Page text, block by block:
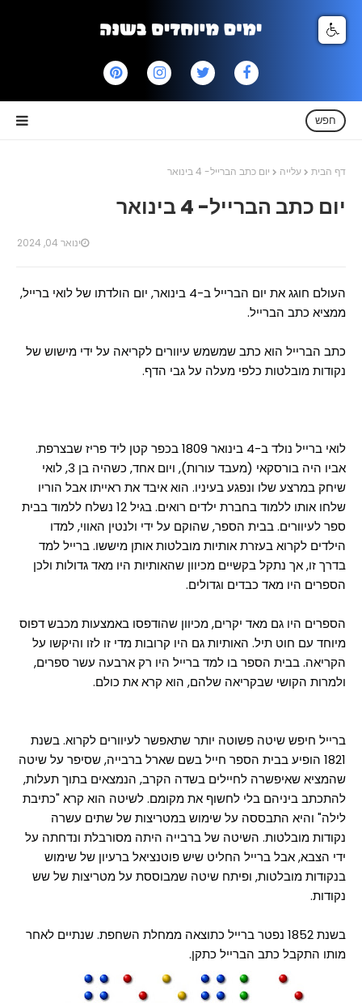
חפש
דף הבית עלייה יום כתב הברייל- 4 בינואר
יום כתב הברייל- 4 בינואר
ינואר 04, 2024
העולם חוגג את יום הברייל ב-4 בינואר, יום הולדתו של לואי ברייל,
ממציא כתב הברייל.
כתב הברייל הוא כתב שמשמש עיוורים לקריאה על ידי מישוש של
נקודות מובלטות כלפי מעלה על גבי הדף.
לואי ברייל נולד ב-4 בינואר 1809 בכפר קטן ליד פריז שבצרפת.
אביו היה בורסקאי (מעבד עורות), ויום אחד, כשהיה בן 3, לואי
שיחק במרצע שלו ונפגע בעיניו. הוא איבד את ראייתו אבל הוריו
שלחו אותו ללמוד בחברת ילדים רואים. בגיל 12 נשלח ללמוד בבית
ספר לעיוורים. בבית הספר, שהוקם על ידי ולנטין האווי, למדו
הילדים לקרוא בעזרת אותיות מובלטות אותן מיששו. ברייל למד
בדרך זו, אך נתקל בקשיים מכיוון שהאותיות היו מאד גדולות ולכן
הספרים היו מאד כבדים וגדולים.
הספרים היו גם מאד יקרים, מכיוון שהודפסו באמצעות מכבש דפוס
מיוחד עם חוט תיל. האותיות גם היו קרובות מדי זו לזו והיקשו על
הקריאה. בבית הספר בו למד ברייל היו רק ארבעה עשר ספרים,
ולמרות הקושי שבקריאה שלהם, הוא קרא את כולם.
ברייל חיפש שיטה פשוטה יותר שתאפשר לעיוורים לקרוא. בשנת
1821 הופיע בבית הספר חייל בשם שארל ברבייה, שסיפר על שיטה
שהמציא שאיפשרה לחיילים בשדה הקרב, הנמצאים בתוך תעלות,
להתכתב ביניהם בלי לחשוף את מקומם. לשיטה הוא קרא "כתיבת
לילה" והיא התבססה על שימוש במטריצות של שתים עשרה
נקודות מובלטות. השיטה של ברבייה היתה מסורבלת ונדחתה על
ידי הצבא, אבל ברייל החליט שיש פוטנציאל ברעיון של שימוש
בנקודות מובלטות, ופיתח שיטה שמבוססת על מטריצות של שש
נקודות.
בשנת 1852 נפטר ברייל כתוצאה ממחלת השחפת. שנתיים לאחר
מותו התקבל כתב הברייל כתקן.